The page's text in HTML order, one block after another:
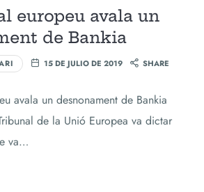
europeu avala un
de Bankia
15 DE JULIO DE 2019 SHARE
avala un desnonament de Bankia
de la Unió Europea va dictar
va…